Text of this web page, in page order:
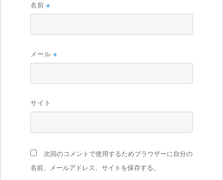
名前 ※
メール ※
サイト
次回のコメントで使用するためブラウザーに自分の
名前、メールアドレス、サイトを保存する。